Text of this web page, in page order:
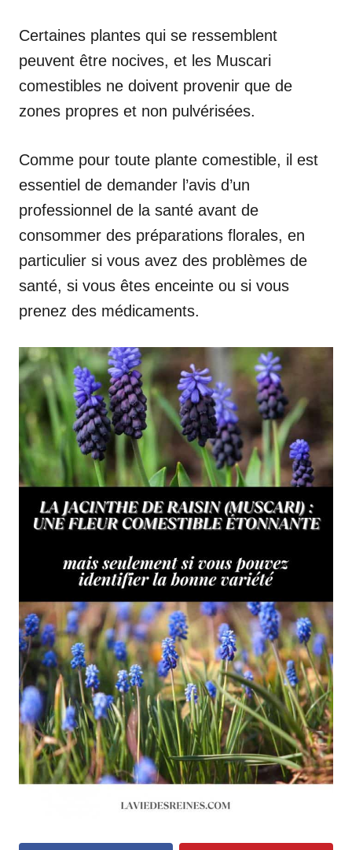
Certaines plantes qui se ressemblent
peuvent être nocives, et les Muscari
comestibles ne doivent provenir que de
zones propres et non pulvérisées.
Comme pour toute plante comestible, il est
essentiel de demander l’avis d’un
professionnel de la santé avant de
consommer des préparations florales, en
particulier si vous avez des problèmes de
santé, si vous êtes enceinte ou si vous
prenez des médicaments.